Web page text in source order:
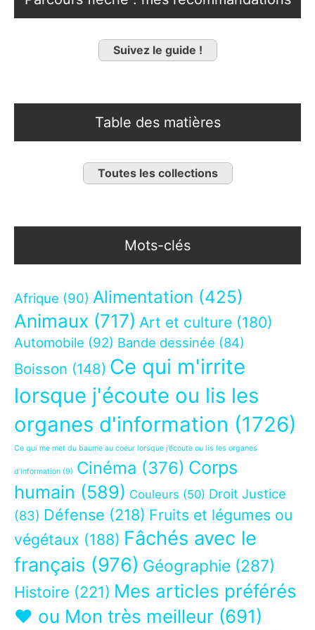
Suivez le guide !
Table des matières
Toutes les collections
Mots-clés
Afrique (90) Alimentation (425)
Animaux (717) Art et culture (180)
Automobile (92) Bande dessinée (84)
Boisson (148) Ce qui m'irrite
lorsque j'écoute ou lis les
organes d'information (1726)
Ce qui me met du baume au coeur lorsque j’écoute ou lis les organes
d’information (9) Cinéma (376) Corps
humain (589) Couleurs (50) Droit Justice
(83) Défense (218) Fruits et légumes ou
végétaux (188) Fâchés avec le
français (976) Géographie (287)
Histoire (221) Mes articles préférés
❤ ou Mon très meilleur (691)